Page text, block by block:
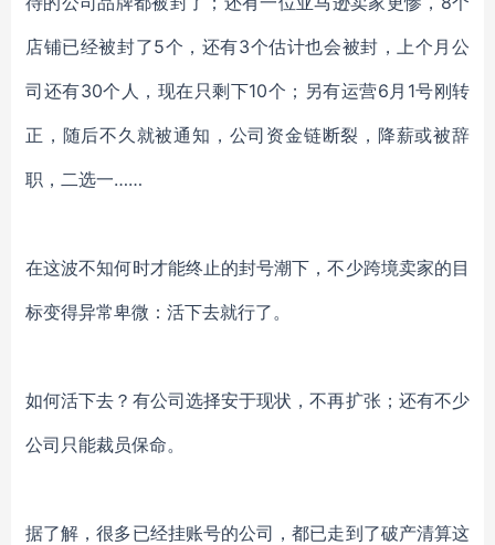
店铺已经被封了5个，还有3个估计也会被封，上个月公
司还有30个人，现在 只剩下10个 ；另有运营6月1号刚转
正，随后不久就被通知，公司资金链断裂，降薪或被辞
职，二选一……
在这波不知何时才能终止的封号潮下，不少跨境卖家的目
标变得异常卑微：活下去就行了。
如何活下去？有公司选择安于现状，不再扩张；还有不少
公司只能裁员保命。
据了解，很多已经挂账号的公司，都已走到了破产清算这